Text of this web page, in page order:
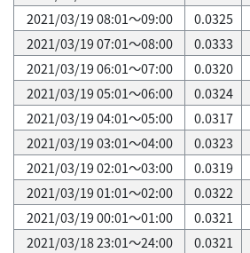
2021/03/19 08:01～09:00
0.0325
2021/03/19 07:01～08:00
0.0333
2021/03/19 06:01～07:00
0.0320
2021/03/19 05:01～06:00
0.0324
2021/03/19 04:01～05:00
0.0317
2021/03/19 03:01～04:00
0.0323
2021/03/19 02:01～03:00
0.0319
2021/03/19 01:01～02:00
0.0322
2021/03/19 00:01～01:00
0.0321
2021/03/18 23:01～24:00
0.0321